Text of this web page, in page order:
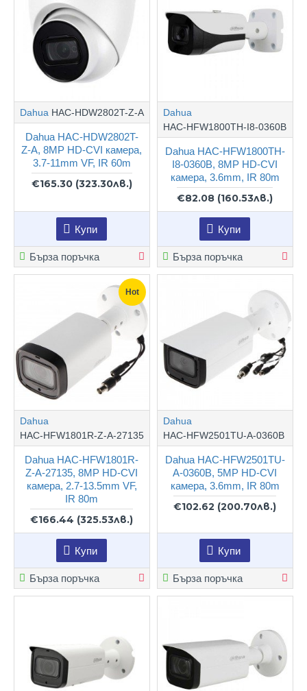
Dahua HAC-HDW2802T-Z-A
Dahua HAC-HDW2802T-
Z-A, 8MP HD-CVI камера,
3.7-11mm VF, IR 60m
€165.30 (323.30лв.)
Купи
Бърза поръчка
Dahua
HAC-HFW1800TH-I8-0360B
Dahua HAC-HFW1800TH-
I8-0360B, 8MP HD-CVI
камера, 3.6mm, IR 80m
€82.08 (160.53лв.)
Купи
Бърза поръчка
Hot
Dahua
HAC-HFW1801R-Z-A-27135
Dahua HAC-HFW1801R-
Z-A-27135, 8MP HD-CVI
камера, 2.7-13.5mm VF,
IR 80m
€166.44 (325.53лв.)
Купи
Бърза поръчка
Dahua
HAC-HFW2501TU-A-0360B
Dahua HAC-HFW2501TU-
A-0360B, 5MP HD-CVI
камера, 3.6mm, IR 80m
€102.62 (200.70лв.)
Купи
Бърза поръчка